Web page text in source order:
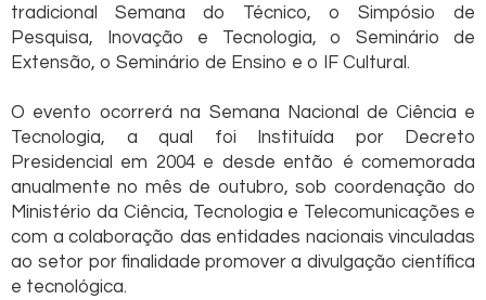
tradicional Semana do Técnico, o Simpósio de
Pesquisa, Inovação e Tecnologia, o Seminário de
Extensão, o Seminário de Ensino e o IF Cultural.
O evento ocorrerá na Semana Nacional de Ciência e
Tecnologia, a qual foi Instituída por Decreto
Presidencial em 2004 e desde então é comemorada
anualmente no mês de outubro, sob coordenação do
Ministério da Ciência, Tecnologia e Telecomunicações e
com a colaboração das entidades nacionais vinculadas
ao setor por finalidade promover a divulgação científica
e tecnológica.